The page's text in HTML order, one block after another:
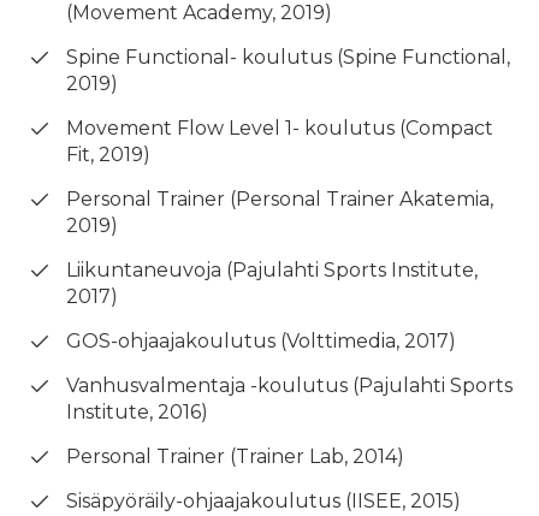
(Movement Academy, 2019)
Spine Functional- koulutus (Spine Functional,
2019)
Movement Flow Level 1- koulutus (Compact
Fit, 2019)
Personal Trainer (Personal Trainer Akatemia,
2019)
Liikuntaneuvoja (Pajulahti Sports Institute,
2017)
GOS-ohjaajakoulutus (Volttimedia, 2017)
Vanhusvalmentaja -koulutus (Pajulahti Sports
Institute, 2016)
Personal Trainer (Trainer Lab, 2014)
Sisäpyöräily-ohjaajakoulutus (IISEE, 2015)